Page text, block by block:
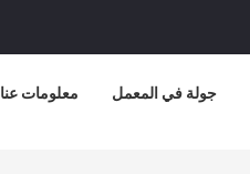
معلومات عنا جولة في المعمل